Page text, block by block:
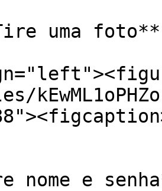
uma foto**
nome e